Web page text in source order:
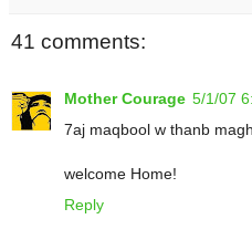
41 comments:
Mother Courage 5/1/07
7aj maqbool w thanb
welcome Home!
Reply